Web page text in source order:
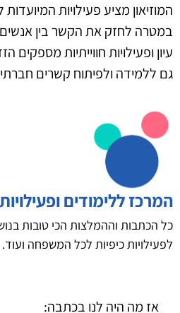
המוזיאון מציע פעילויות
במטרה לחזק את הקשר בין אנשים.
עיון ופעילויות חווייתיות
גם ללמידה ולפיתוח קשרים
המרכז ללימודים
כל הכתבות וההמלצות הכי טובות
לפעילויות כיפיות לכל המשפחה ועוד.
אז מה היה לנו בכתבה: